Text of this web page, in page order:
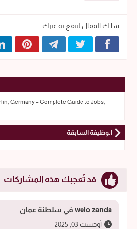
شارك المقال لتنفع به غيرك
Germany – Complete Guide to Jobs,
الوظيفة السابقة
قد تُعجبك هذه المشاركات
welo zanda في سلطنة عمان
أوجست 03, 2025